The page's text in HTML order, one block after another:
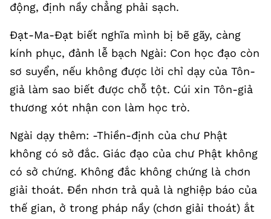
động, định nầy chẳng phải sạch.
Đạt-Ma-Đạt biết nghĩa mình bị bẽ gãy, càng
kính phục, đảnh lễ bạch Ngài: Con học đạo còn
sơ suyển, nếu không được lời chỉ dạy của Tôn-
giả làm sao biết được chỗ tột. Cúi xin Tôn-giả
thương xót nhận con làm học trò.
Ngài dạy thêm: -Thiền-định của chư Phật
không có sở đắc. Giác đạo của chư Phật không
có sở chứng. Không đắc không chứng là chơn
giải thoát. Đền nhơn trả quả là nghiệp báo của
thế gian, ở trong pháp nầy (chơn giải thoát) ắt